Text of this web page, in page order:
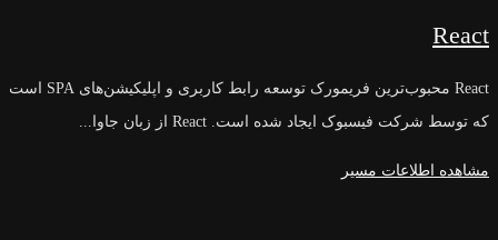
React
React محبوب‌ترین فریمورک توسعه رابط کاربری و اپلیکیشن‌های SPA است
که توسط شرکت فیسبوک ایجاد شده است. React از زبان جاوا...
مشاهده اطلاعات مسیر